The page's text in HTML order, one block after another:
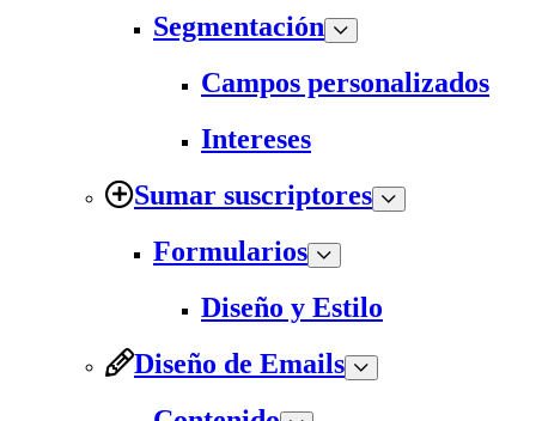
Segmentación
Campos personalizados
Intereses
Sumar suscriptores
Formularios
Diseño y Estilo
Diseño de Emails